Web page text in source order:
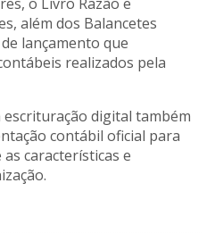
além dos Balancetes
lançamento que
realizados pela
escrituração digital também
contábil oficial para
características e